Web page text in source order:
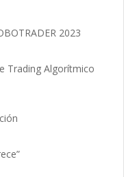
2023
Trading Algorítmico